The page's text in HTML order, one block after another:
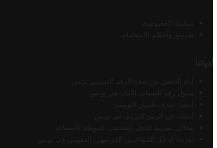
سياسة الخصوصية
شروط وأحكام الاستخدام
أدواتنا
أداة التحقق من صحة الرقم الضريبي تونس
محول رقم الحساب الآيبان في تونس
أسعار صرف الدينار التونسي
البحث عن الرمز البريدي في تونس
محاكي ضريبة الدخل الشخصي للموظف/المتقاعد
ضريبة الدخل للمتقاعدين الفرنسيين المقيمين في تونس